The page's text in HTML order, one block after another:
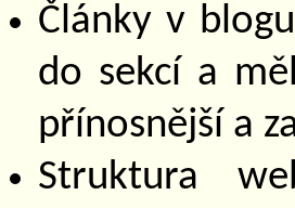
Články v
do sekcí a
přínosnější a
Struktura